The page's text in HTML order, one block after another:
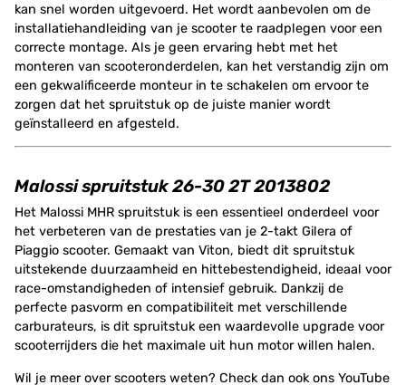
kan snel worden uitgevoerd. Het wordt aanbevolen om de
installatiehandleiding van je scooter te raadplegen voor een
correcte montage. Als je geen ervaring hebt met het
monteren van scooteronderdelen, kan het verstandig zijn om
een gekwalificeerde monteur in te schakelen om ervoor te
zorgen dat het spruitstuk op de juiste manier wordt
geïnstalleerd en afgesteld.
Malossi spruitstuk 26-30 2T 2013802
Het Malossi MHR spruitstuk is een essentieel onderdeel voor
het verbeteren van de prestaties van je 2-takt Gilera of
Piaggio scooter. Gemaakt van Viton, biedt dit spruitstuk
uitstekende duurzaamheid en hittebestendigheid, ideaal voor
race-omstandigheden of intensief gebruik. Dankzij de
perfecte pasvorm en compatibiliteit met verschillende
carburateurs, is dit spruitstuk een waardevolle upgrade voor
scooterrijders die het maximale uit hun motor willen halen.
Wil je meer over scooters weten? Check dan ook ons YouTube